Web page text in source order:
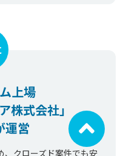
上場
株式会社」
運営
、クローズド案件でも安